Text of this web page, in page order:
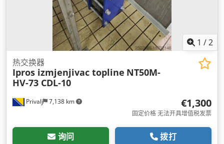
1 /2
Privalj 7,138 km
热交换器
Ipros izmjenjivac topline NT50M-
HV-73 CDL-10
€1,300
固定价格 无法开具增值税发票
询问 拨打